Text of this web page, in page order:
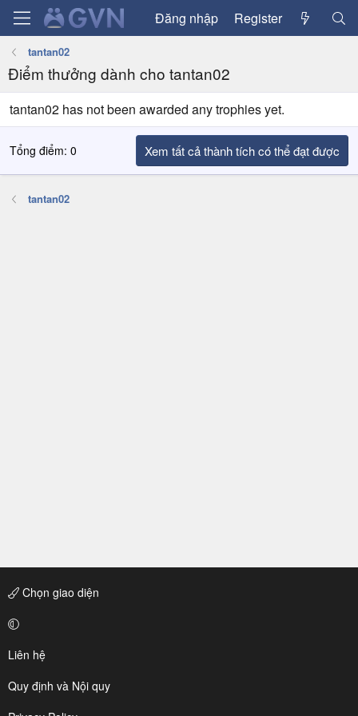
Đăng nhập Register
tantan02
Điểm thưởng dành cho tantan02
tantan02 has not been awarded any trophies yet.
Tổng điểm: 0 Xem tất cả thành tích có thể đạt được
tantan02
Chọn giao diện
Liên hệ
Quy định và Nội quy